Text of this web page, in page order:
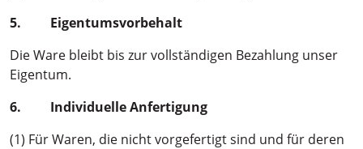
5. Eigentumsvorbehalt
Die Ware bleibt bis zur vollständigen Bezahlung unser
Eigentum.
6. Individuelle Anfertigung
(1) Für Waren, die nicht vorgefertigt sind und für deren